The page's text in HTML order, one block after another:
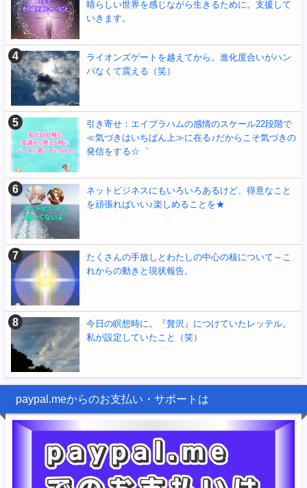
晴らしい世界を感じながら生きるために。支援して
いきます。
ライオンズゲートを越えてから。進化度合いがハン
パなくて震える（笑）
引き寄せ：エイブラハムの感情のスケール22段階で
≪気づきはいちばん上≫に在る♪だからこそ気づきの
発信をする☆゛
ネットビジネスにもいろいろあるけど、得意なこと
を頑張ればいい♪楽しめることを★
たくさんの手放しとわたしの中心の核について～こ
れからの動きと現状報告。
今日の瞑想時に。『贅沢』につけていたレッテル。
私が設定していたこと（笑）
paypal.meからのお支払い・サポートは